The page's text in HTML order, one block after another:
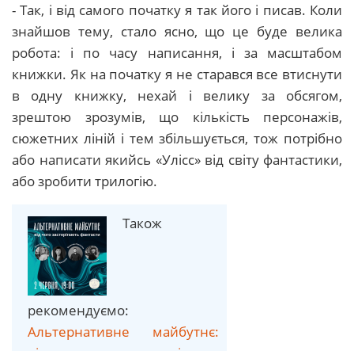
- Так, і від самого початку я так його і писав. Коли
знайшов тему, стало ясно, що це буде велика
робота: і по часу написання, і за масштабом
книжки. Як на початку я не старався все втиснути
в одну книжку, нехай і велику за обсягом,
зрештою зрозумів, що кількість персонажів,
сюжетних ліній і тем збільшується, тож потрібно
або написати якийсь «Улісс» від світу фантастики,
або зробити трилогію.
Також
рекомендуємо:
Альтернативне майбутнє: